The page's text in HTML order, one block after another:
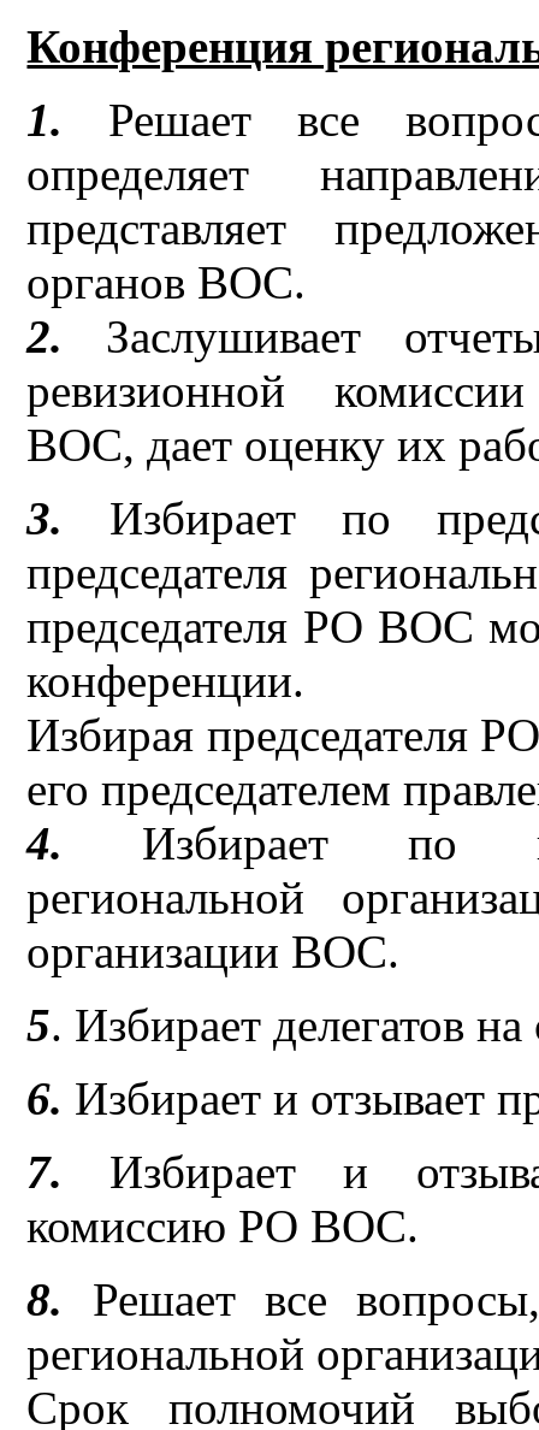
Конференция
1. Решает все
определяет
представляет
органов ВОС.
2. Заслушивает
ревизионной
ВОС, дает оценку их
3. Избирает по
председателя
председателя РО ВОС
конференции.
Избирая председателя
его председателем
4. Избирает по
региональной
организации ВОС.
5. Избирает делегатов
6. Избирает и отзывает
7. Избирает и
комиссию РО ВОС.
8. Решает все
региональной
Срок полномочий